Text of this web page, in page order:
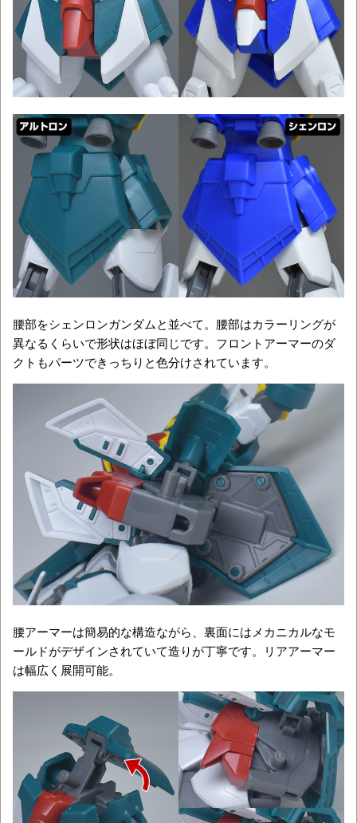
腰部をシェンロンガンダムと並べて。腰部はカラーリングが
異なるくらいで形状はほぼ同じです。フロントアーマーのダ
クトもパーツできっちりと色分けされています。
腰アーマーは簡易的な構造ながら、裏面にはメカニカルなモ
ールドがデザインされていて造りが丁寧です。リアアーマー
は幅広く展開可能。